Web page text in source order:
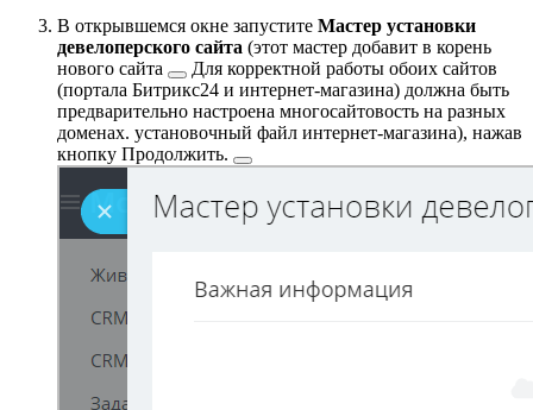
В открывшемся окне запустите Мастер установки
девелоперского сайта (этот мастер добавит в корень
нового сайта
Для корректной работы обоих сайтов
(портала Битрикс24 и интернет-магазина) должна быть
предварительно настроена многосайтовость на разных
доменах. установочный файл интернет-магазина), нажав
кнопку Продолжить.